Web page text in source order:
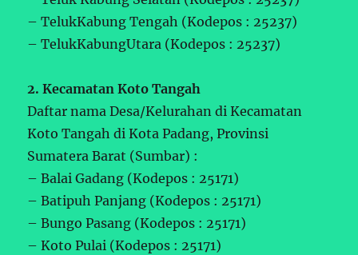
– TelukKabung Tengah (Kodepos : 25237)
– TelukKabungUtara (Kodepos : 25237)
2. Kecamatan Koto Tangah
Daftar nama Desa/Kelurahan di Kecamatan
Koto Tangah di Kota Padang, Provinsi
Sumatera Barat (Sumbar) :
– Balai Gadang (Kodepos : 25171)
– Batipuh Panjang (Kodepos : 25171)
– Bungo Pasang (Kodepos : 25171)
– Koto Pulai (Kodepos : 25171)